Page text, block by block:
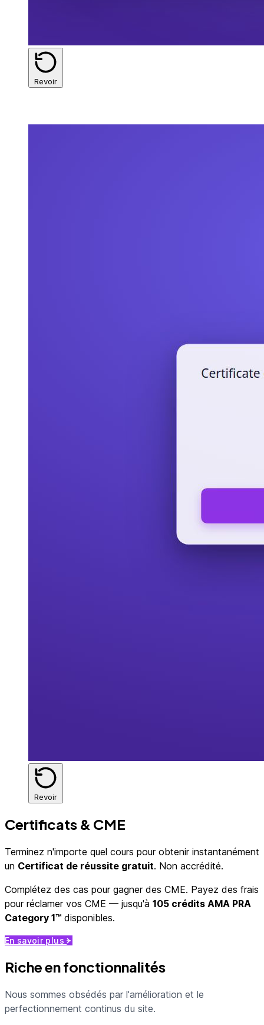
Revoir
Revoir
Certificats & CME
Terminez n'importe quel cours pour obtenir instantanément
un Certificat de réussite gratuit. Non accrédité.
Complétez des cas pour gagner des CME. Payez des frais
pour réclamer vos CME — jusqu'à 105 crédits AMA PRA
Category 1™ disponibles.
En savoir plus
Riche en fonctionnalités
Nous sommes obsédés par l'amélioration et le
perfectionnement continus du site.